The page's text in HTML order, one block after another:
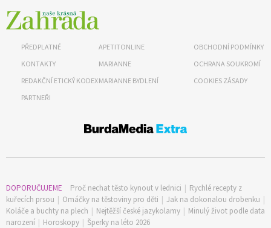
Objednat >
Naše krásná zahrada Speciál
PŘEDPLATNÉ
KONTAKTY
REDAKČNÍ ETICKÝ KODEX
PARTNEŘI
APETITONLINE
MARIANNE
MARIANNE BYDLENÍ
OBCHODNÍ PODMÍNKY
OCHRANA SOUKROMÍ
COOKIES ZÁSADY
DOPORUČUJEME Proč nechat těsto kynout v lednici | Rychlé recepty z
kuřecích prsou | Omáčky na těstoviny pro děti | Jak na dokonalou drobenku |
Koláče a buchty na plech | Nejtěžší české jazykolamy | Minulý život podle data
narození | Horoskopy | Šperky na léto 2026